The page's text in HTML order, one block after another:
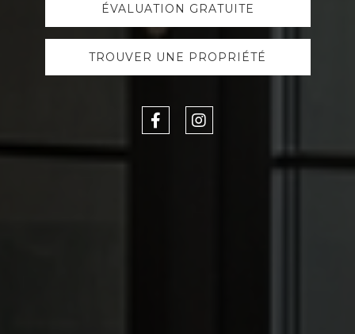
ÉVALUATION GRATUITE
TROUVER UNE PROPRIÉTÉ